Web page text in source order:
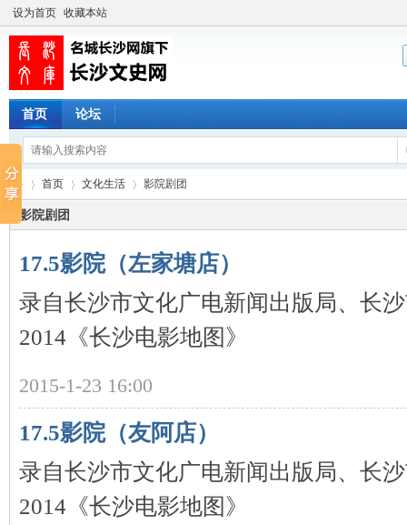
设为首页 收藏本站
首页 论坛
首页
›
文化生活 影院剧团
影院剧团
17.5影院（左家塘店）
录自长沙市文化广电新闻出版局、长
2014《长沙电影地图》
2015-1-23 16:00
17.5影院（友阿店）
录自长沙市文化广电新闻出版局、长
2014《长沙电影地图》